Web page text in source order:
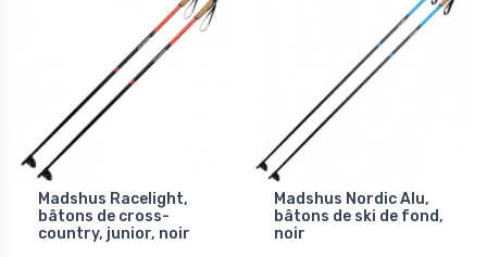
Madshus Racelight,
bâtons de cross-
country, junior, noir
Madshus Nordic Alu,
bâtons de ski de fond,
noir